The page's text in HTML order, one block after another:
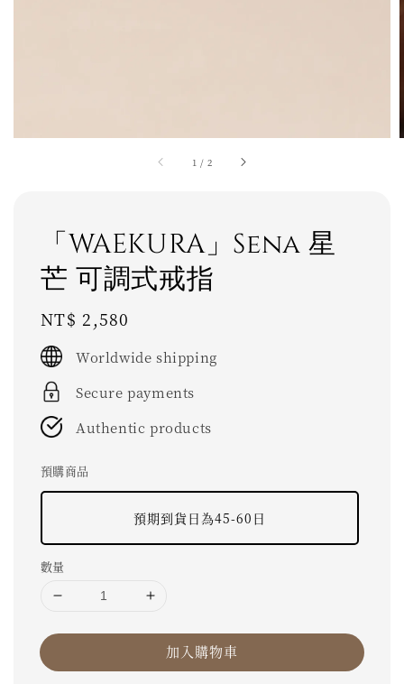
1 / 2
「WAEKURA」Sena 星
芒 可調式戒指
Regular
price
NT$ 2,580
Worldwide shipping
Secure payments
Authentic products
預購商品
預期到貨日為45-60日
數量
加入購物車